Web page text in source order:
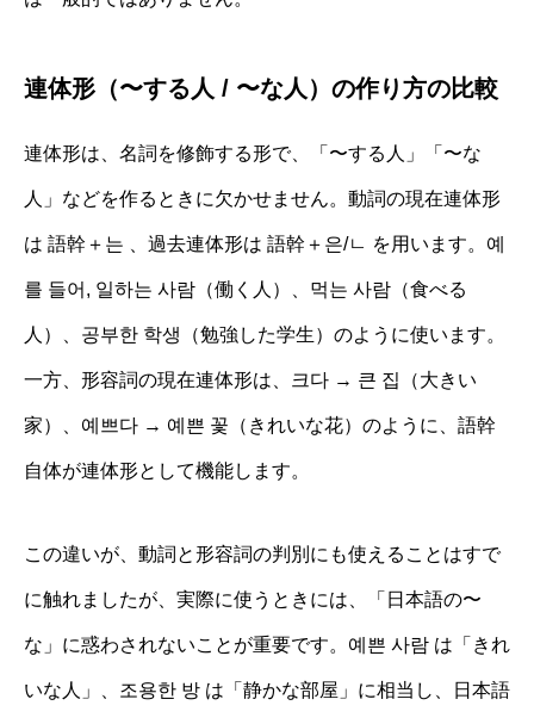
連体形（〜する人 / 〜な人）の作り方の比較
連体形は、名詞を修飾する形で、「〜する人」「〜な
人」などを作るときに欠かせません。動詞の現在連体形
は 語幹＋는 、過去連体形は 語幹＋은/ㄴ を用います。예
를 들어, 일하는 사람（働く人）、먹는 사람（食べる
人）、공부한 학생（勉強した学生）のように使います。
一方、形容詞の現在連体形は、크다 → 큰 집（大きい
家）、예쁘다 → 예쁜 꽃（きれいな花）のように、語幹
自体が連体形として機能します。
この違いが、動詞と形容詞の判別にも使えることはすで
に触れましたが、実際に使うときには、「日本語の〜
な」に惑わされないことが重要です。예쁜 사람 は「きれ
いな人」、조용한 방 は「静かな部屋」に相当し、日本語